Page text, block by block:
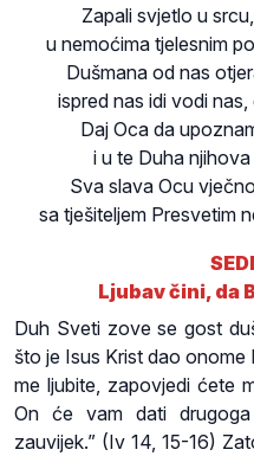
Zapali svjetlo u
u nemoćima tjelesnim
Dušmana od nas
ispred nas idi vodi
Daj Oca da
i u te Duha
Sva slava Ocu
sa tješiteljem Presvetim
Ljubav čini, da
Duh Sveti zove se gost
što je Isus Krist dao onome
me ljubite, zapovjedi ćete
On će vam dati
zauvijek.” (Iv 14, 15-16)